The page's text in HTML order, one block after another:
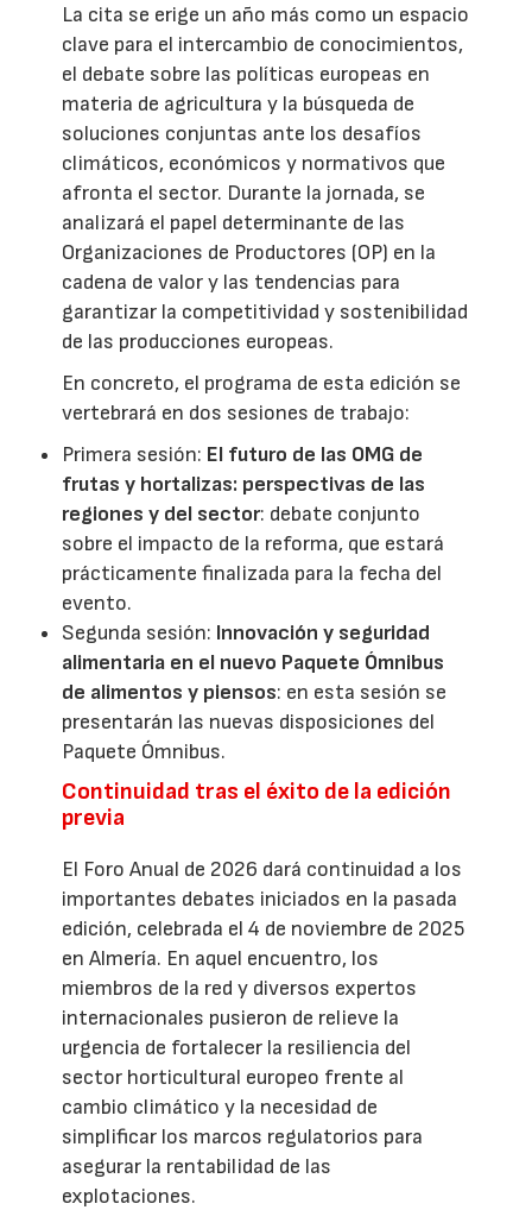
La cita se erige un año más como un espacio
clave para el intercambio de conocimientos,
el debate sobre las políticas europeas en
materia de agricultura y la búsqueda de
soluciones conjuntas ante los desafíos
climáticos, económicos y normativos que
afronta el sector. Durante la jornada, se
analizará el papel determinante de las
Organizaciones de Productores (OP) en la
cadena de valor y las tendencias para
garantizar la competitividad y sostenibilidad
de las producciones europeas.
En concreto, el programa de esta edición se
vertebrará en dos sesiones de trabajo:
Primera sesión: El futuro de las OMG de
frutas y hortalizas: perspectivas de las
regiones y del sector: debate conjunto
sobre el impacto de la reforma, que estará
prácticamente finalizada para la fecha del
evento.
Segunda sesión: Innovación y seguridad
alimentaria en el nuevo Paquete Ómnibus
de alimentos y piensos: en esta sesión se
presentarán las nuevas disposiciones del
Paquete Ómnibus.
Continuidad tras el éxito de la edición
previa
El Foro Anual de 2026 dará continuidad a los
importantes debates iniciados en la pasada
edición, celebrada el 4 de noviembre de 2025
en Almería. En aquel encuentro, los
miembros de la red y diversos expertos
internacionales pusieron de relieve la
urgencia de fortalecer la resiliencia del
sector horticultural europeo frente al
cambio climático y la necesidad de
simplificar los marcos regulatorios para
asegurar la rentabilidad de las
explotaciones.